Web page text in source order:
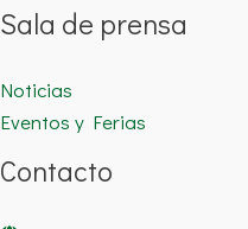
Sala de prensa
Noticias
Eventos y Ferias
Contacto